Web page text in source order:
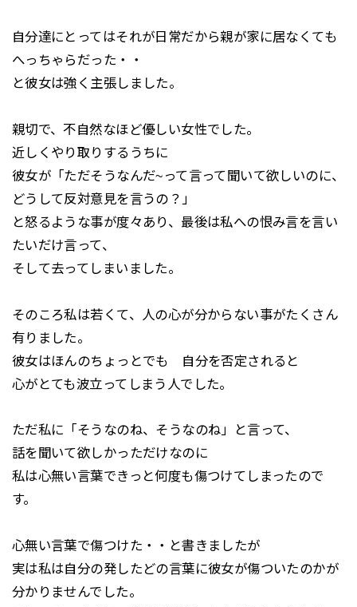
自分達にとってはそれが日常だから親が家に居なくても
へっちゃらだった・・
と彼女は強く主張しました。
親切で、不自然なほど優しい女性でした。
近しくやり取りするうちに
彼女が「ただそうなんだ~って言って聞いて欲しいのに、
どうして反対意見を言うの？」
と怒るような事が度々あり、最後は私への恨み言を言い
たいだけ言って、
そして去ってしまいました。
そのころ私は若くて、人の心が分からない事がたくさん
有りました。
彼女はほんのちょっとでも 自分を否定されると
心がとても波立ってしまう人でした。
ただ私に「そうなのね、そうなのね」と言って、
話を聞いて欲しかっただけなのに
私は心無い言葉できっと何度も傷つけてしまったので
す。
心無い言葉で傷つけた・・と書きましたが
実は私は自分の発したどの言葉に彼女が傷ついたのかが
分かりませんでした。